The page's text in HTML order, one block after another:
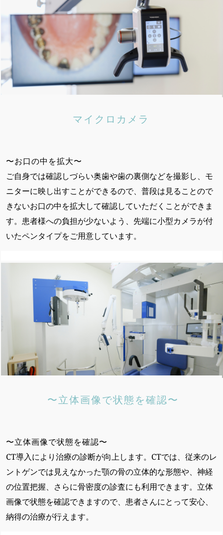
マイクロカメラ
〜お口の中を拡大〜
ご自身では確認しづらい奥歯や歯の裏側などを撮影し、モ
ニターに映し出すことができるので、普段は見ることので
きないお口の中を拡大して確認していただくことができま
す。患者様への負担が少ないよう、先端に小型カメラが付
いたペンタイプをご用意しています。
〜立体画像で状態を確認〜
〜立体画像で状態を確認〜
CT導入により治療の診断が向上します。CTでは、従来のレ
ントゲンでは見えなかった顎の骨の立体的な形態や、神経
の位置把握、さらに骨密度の診査にも利用できます。立体
画像で状態を確認できますので、患者さんにとって安心、
納得の治療が行えます。